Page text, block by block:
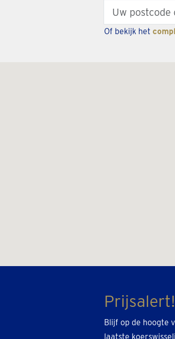
zipcode
Of bekijk het
Prijsalert!
Blijf op de hoogte
laatste